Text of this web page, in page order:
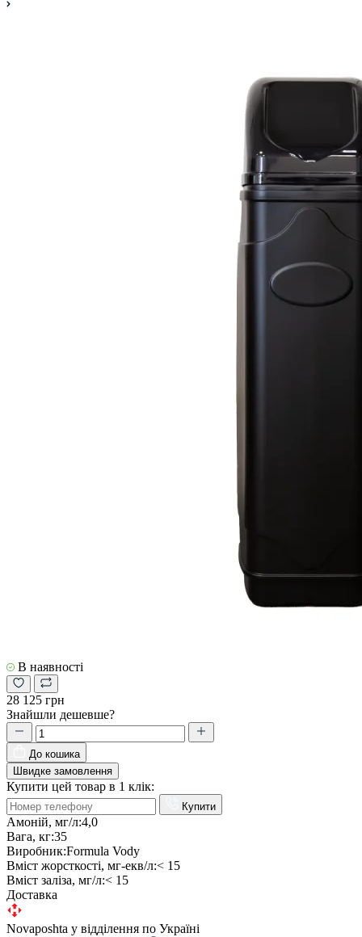
В наявності
28 125 грн
Знайшли дешевше?
До кошика
Швидке замовлення
Купити цей товар в 1 клік:
Купити
Амоній, мг/л:4,0
Вага, кг:35
Виробник:Formula Vody
Вміст жорсткості, мг-екв/л:< 15
Вміст заліза, мг/л:< 15
Доставка
Novaposhta у відділення по Україні